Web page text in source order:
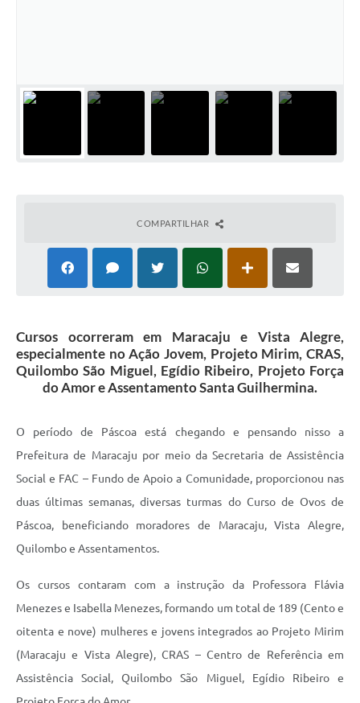
Downloads
COMPARTILHAR
Cursos ocorreram em Maracaju e Vista Alegre,
especialmente no Ação Jovem, Projeto Mirim, CRAS,
Quilombo São Miguel, Egídio Ribeiro, Projeto Força
do Amor e Assentamento Santa Guilhermina.
O período de Páscoa está chegando e pensando nisso a
Prefeitura de Maracaju por meio da Secretaria de Assistência
Social e FAC – Fundo de Apoio a Comunidade, proporcionou nas
duas últimas semanas, diversas turmas do Curso de Ovos de
Páscoa, beneficiando moradores de Maracaju, Vista Alegre,
Quilombo e Assentamentos.
Os cursos contaram com a instrução da Professora Flávia
Menezes e Isabella Menezes, formando um total de 189 (Cento e
oitenta e nove) mulheres e jovens integrados ao Projeto Mirim
(Maracaju e Vista Alegre), CRAS – Centro de Referência em
Assistência Social, Quilombo São Miguel, Egídio Ribeiro e